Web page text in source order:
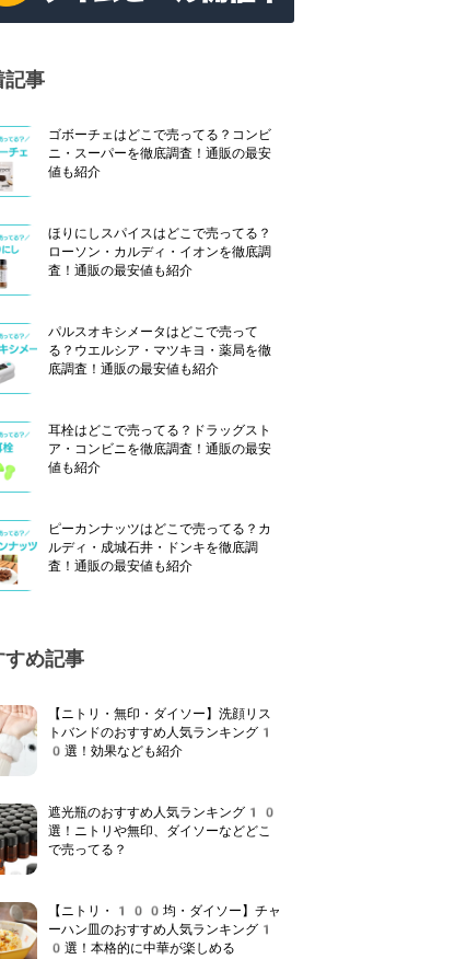
記事
ゴボーチェはどこで売ってる？コンビ
ニ・スーパーを徹底調査！通販の最安
値も紹介
ほりにしスパイスはどこで売ってる？
ローソン・カルディ・イオンを徹底調
査！通販の最安値も紹介
パルスオキシメータはどこで売って
る？ウエルシア・マツキヨ・薬局を徹
底調査！通販の最安値も紹介
耳栓はどこで売ってる？ドラッグスト
ア・コンビニを徹底調査！通販の最安
値も紹介
ピーカンナッツはどこで売ってる？カ
ルディ・成城石井・ドンキを徹底調
査！通販の最安値も紹介
すめ記事
【ニトリ・無印・ダイソー】洗顔リス
トバンドのおすすめ人気ランキング1
0選！効果なども紹介
遮光瓶のおすすめ人気ランキング10
選！ニトリや無印、ダイソーなどどこ
で売ってる？
【ニトリ・100均・ダイソー】チャ
ーハン皿のおすすめ人気ランキング1
0選！本格的に中華が楽しめる